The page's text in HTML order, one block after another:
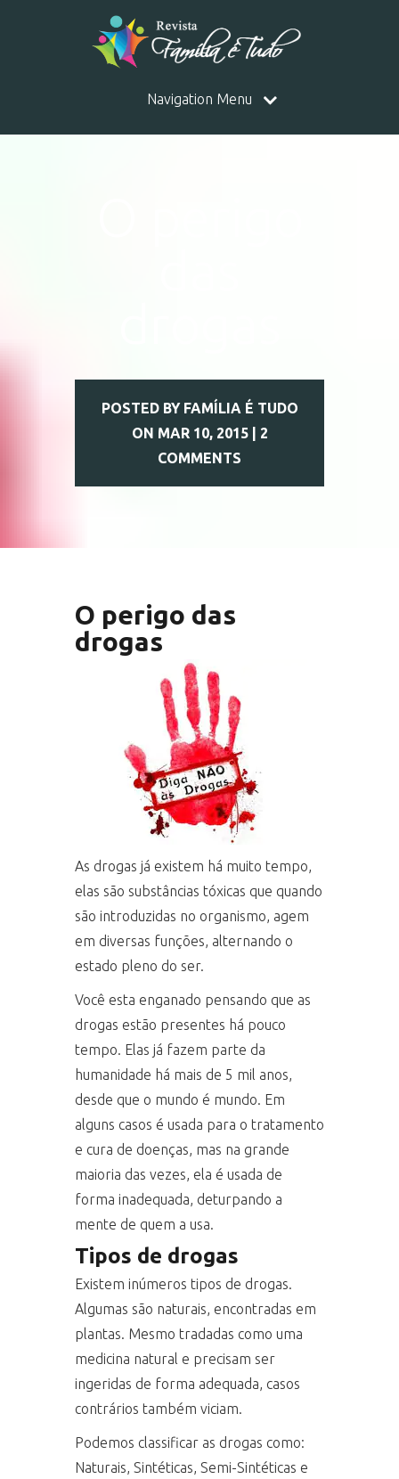
Navigation Menu
POSTED BY FAMÍLIA É TUDO
ON MAR 10, 2015 | 2
COMMENTS
O perigo das
drogas
As drogas já existem há muito tempo,
elas são substâncias tóxicas que quando
são introduzidas no organismo, agem
em diversas funções, alternando o
estado pleno do ser.
Você esta enganado pensando que as
drogas estão presentes há pouco
tempo. Elas já fazem parte da
humanidade há mais de 5 mil anos,
desde que o mundo é mundo. Em
alguns casos é usada para o tratamento
e cura de doenças, mas na grande
maioria das vezes, ela é usada de
forma inadequada, deturpando a
mente de quem a usa.
Tipos de drogas
Existem inúmeros tipos de drogas.
Algumas são naturais, encontradas em
plantas. Mesmo tradadas como uma
medicina natural e precisam ser
ingeridas de forma adequada, casos
contrários também viciam.
Podemos classificar as drogas como:
Naturais, Sintéticas, Semi-Sintéticas e